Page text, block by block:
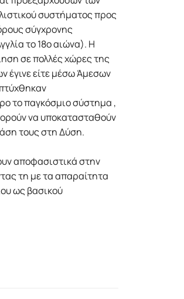
συστήματος προς
σύγχρονης
το 18ο αιώνα). Η
σε πολλές χώρες της
είτε μέσω Άμεσων
το παγκόσμιο σύστημα ,
να υποκατασταθούν
τους στη Δύση.
αποφασιστικά στην
τη με τα απαραίτητα
ως βασικού